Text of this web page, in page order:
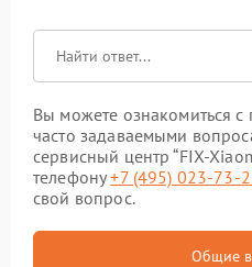
Вы можете ознакомиться
часто задаваемыми
сервисный центр “FIX-
телефону+7 (495) 023-73-
свой вопрос.
Общие